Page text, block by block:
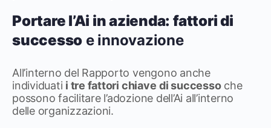
Portare l’Ai in azienda: fattori di
successo e innovazione
All’interno del Rapporto vengono anche
individuati i tre fattori chiave di successoche
possono facilitare l’adozione dell’Ai all’interno
delle organizzazioni.